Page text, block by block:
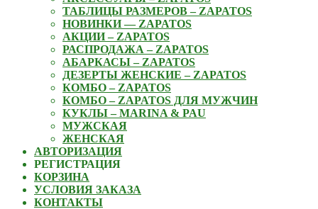
ТАБЛИЦЫ РАЗМЕРОВ – ZAPATOS
НОВИНКИ — ZAPATOS
АКЦИИ – ZAPATOS
РАСПРОДАЖА – ZAPATOS
АБАРКАСЫ – ZAPATOS
ДЕЗЕРТЫ ЖЕНСКИЕ – ZAPATOS
КОМБО – ZAPATOS
КОМБО – ZAPATOS ДЛЯ МУЖЧИН
КУКЛЫ – MARINA & PAU
МУЖСКАЯ
ЖЕНСКАЯ
АВТОРИЗАЦИЯ
РЕГИСТРАЦИЯ
КОРЗИНА
УСЛОВИЯ ЗАКАЗА
КОНТАКТЫ